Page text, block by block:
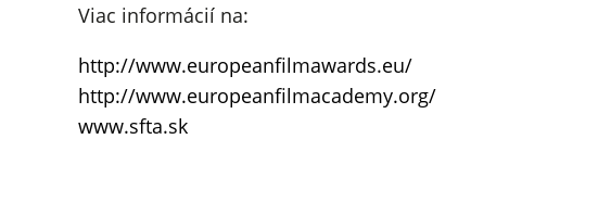
Viac informácií na:
http://www.europeanfilmawards.eu/
http://www.europeanfilmacademy.org/
www.sfta.sk